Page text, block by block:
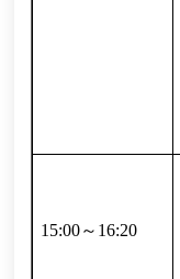
15:00～16:20